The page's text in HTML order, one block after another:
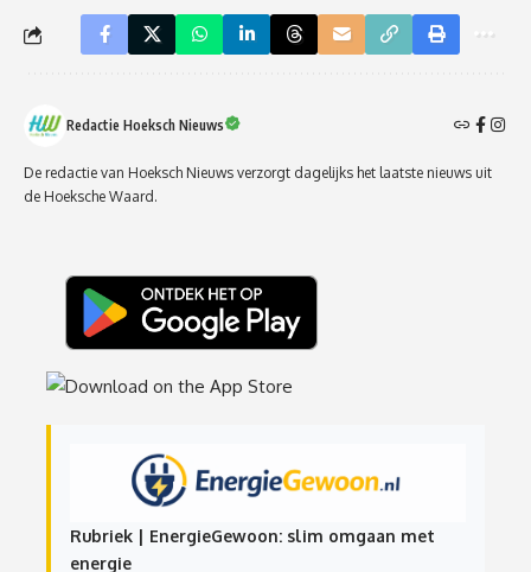
Redactie Hoeksch Nieuws
De redactie van Hoeksch Nieuws verzorgt dagelijks het laatste nieuws uit
de Hoeksche Waard.
Rubriek | EnergieGewoon: slim omgaan met
energie